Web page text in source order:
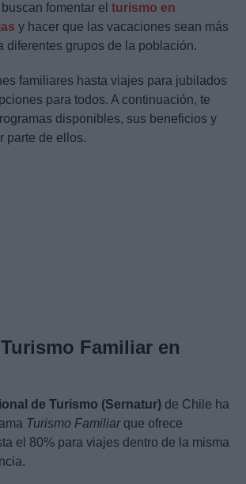
fomentar el turismo en
y hacer que las vacaciones sean más
diferentes grupos de la población.
familiares hasta viajes para jubilados
para todos. A continuación, te
disponibles, sus beneficios y
parte de ellos.
Familiar en
de Turismo (Sernatur) de Chile ha
Turismo Familiarque ofrece
el 80% para viajes dentro de la misma